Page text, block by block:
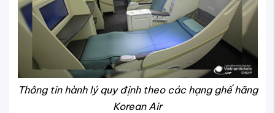
Thông tin hành lý quy định theo các hạng ghế hãng
Korean Air